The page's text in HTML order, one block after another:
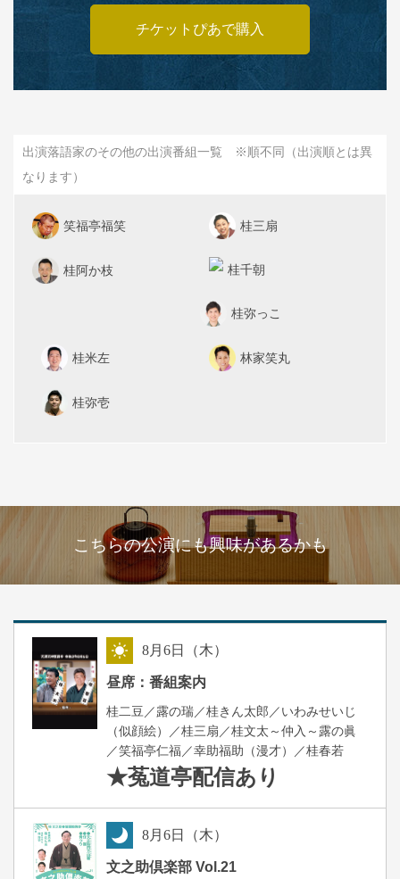
チケットぴあで購入
出演落語家のその他の出演番組一覧 ※順不同（出演順とは異
なります）
笑福亭福笑 桂三扇
桂阿か枝 桂千朝
桂弥っこ
桂米左 林家笑丸
桂弥壱
こちらの公演にも興味があるかも
8月6日（木）
昼席：番組案内
桂二豆／露の瑞／桂きん太郎／いわみせいじ
（似顔絵）／桂三扇／桂文太～仲入～露の眞
／笑福亭仁福／幸助福助（漫才）／桂春若
★菟道亭配信あり
8月6日（木）
文之助倶楽部 Vol.21